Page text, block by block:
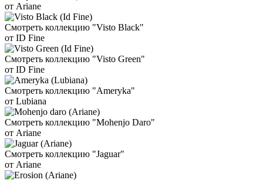
от Ariane
Смотреть коллекцию "Visto Black"
от ID Fine
Смотреть коллекцию "Visto Green"
от ID Fine
Смотреть коллекцию "Ameryka"
от Lubiana
Смотреть коллекцию "Mohenjo Daro"
от Ariane
Смотреть коллекцию "Jaguar"
от Ariane